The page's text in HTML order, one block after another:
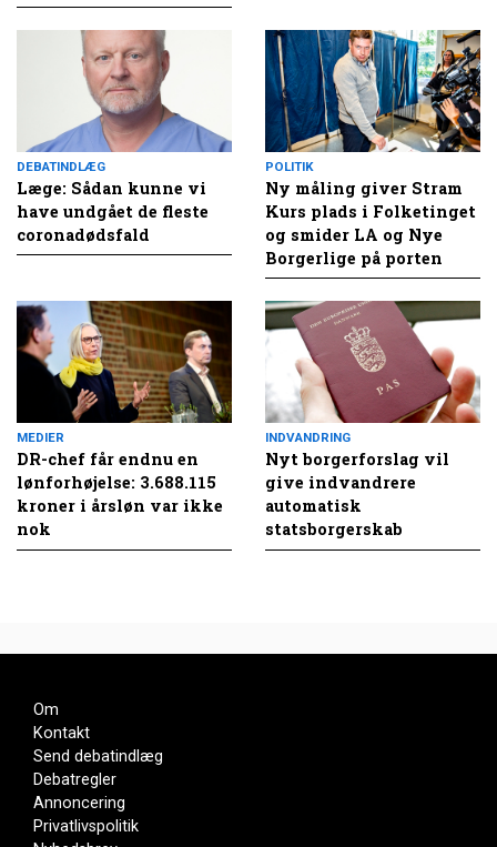
DEBATINDLÆG
Læge: Sådan kunne vi
have undgået de fleste
coronadødsfald
POLITIK
Ny måling giver Stram
Kurs plads i Folketinget
og smider LA og Nye
Borgerlige på porten
MEDIER
DR-chef får endnu en
lønforhøjelse: 3.688.115
kroner i årsløn var ikke
nok
INDVANDRING
Nyt borgerforslag vil
give indvandrere
automatisk
statsborgerskab
Om
Kontakt
Send debatindlæg
Debatregler
Annoncering
Privatlivspolitik